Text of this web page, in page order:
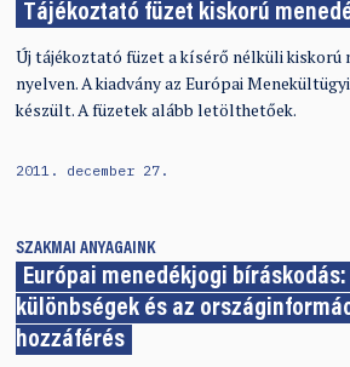
Tájékoztató füzet kiskorú
Új tájékoztató füzet a kísérő nélküli kiskorú
nyelven. A kiadvány az Európai
készült. A füzetek alább letölthetőek.
2011. december 27.
SZAKMAI ANYAGAINK
Európai menedékjogi
különbségek és az
hozzáférés